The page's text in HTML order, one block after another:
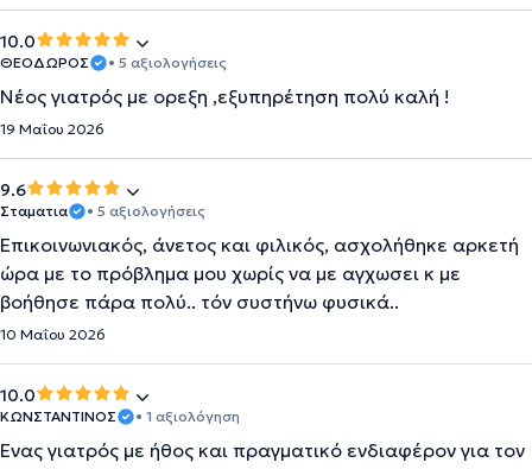
10.0
ΘΕΟΔΩΡΟΣ • 5 αξιολογήσεις
Νέος γιατρός με ορεξη ,εξυπηρέτηση πολύ καλή !
19 Μαΐου 2026
9.6
Σταματια • 5 αξιολογήσεις
Επικοινωνιακός, άνετος και φιλικός, ασχολήθηκε αρκετή
ώρα με το πρόβλημα μου χωρίς να με αγχωσει κ με
βοήθησε πάρα πολύ.. τόν συστήνω φυσικά..
10 Μαΐου 2026
10.0
ΚΩΝΣΤΑΝΤΙΝΟΣ • 1 αξιολόγηση
Ένας γιατρός με ήθος και πραγματικό ενδιαφέρον για τον